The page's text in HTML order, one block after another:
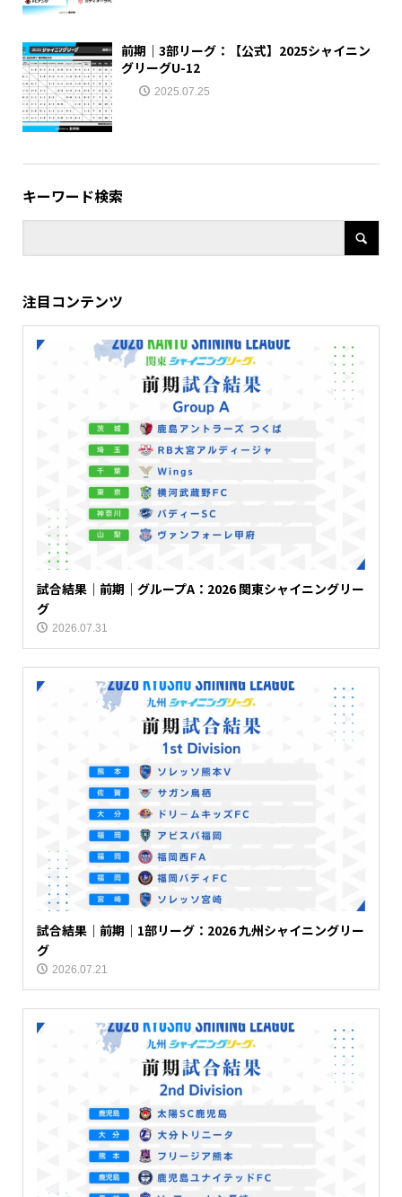
前期｜3部リーグ：【公式】2025シャイニン
グリーグU-12
2025.07.25
キーワード検索
注目コンテンツ
試合結果｜前期｜グループA：2026 関東シャイニングリー
グ
2026.07.31
試合結果｜前期｜1部リーグ：2026 九州シャイニングリー
グ
2026.07.21